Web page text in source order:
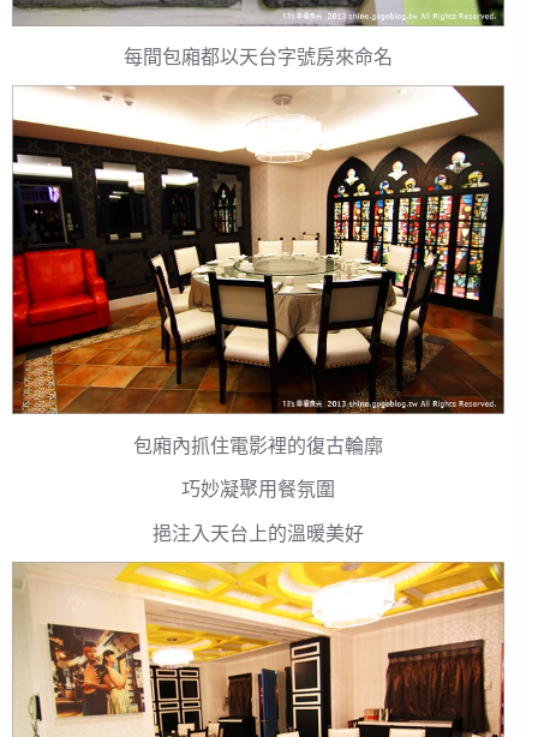
每間包廂都以天台字號房來命名
包廂內抓住電影裡的復古輪廓
巧妙凝聚用餐氛圍
挹注入天台上的溫暖美好